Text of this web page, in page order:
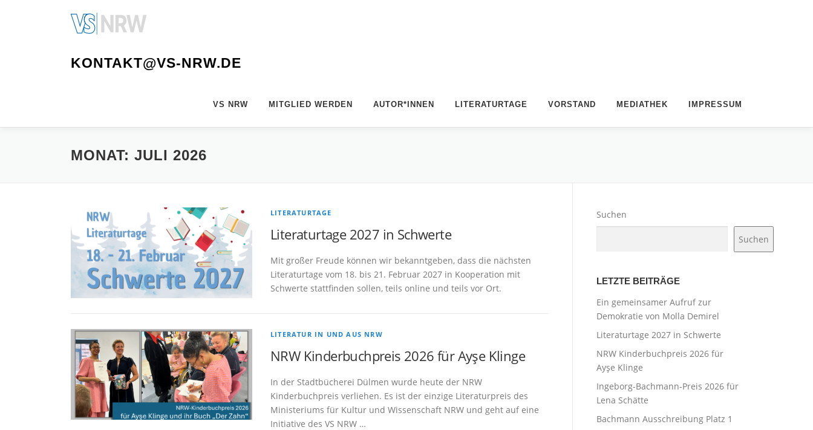
KONTAKT@VS-NRW.DE
VS NRW MITGLIED WERDEN AUTOR*INNEN LITERATURTAGE VORSTAND MEDIATHEK IMPRESSUM
MONAT: JULI 2026
LITERATURTAGE
Literaturtage 2027 in Schwerte
Mit großer Freude können wir bekanntgeben, dass die nächsten
Literaturtage vom 18. bis 21. Februar 2027 in Kooperation mit
Schwerte stattfinden sollen, teils online und teils vor Ort.
LITERATUR IN UND AUS NRW
NRW Kinderbuchpreis 2026 für Ayşe Klinge
In der Stadtbücherei Dülmen wurde heute der NRW
Kinderbuchpreis verliehen. Es ist der einzige Literaturpreis des
Ministeriums für Kultur und Wissenschaft NRW und geht auf eine
Initiative des VS NRW …
Suchen
Suchen
LETZTE BEITRÄGE
Ein gemeinsamer Aufruf zur
Demokratie von Molla Demirel
Literaturtage 2027 in Schwerte
NRW Kinderbuchpreis 2026 für
Ayşe Klinge
Ingeborg-Bachmann-Preis 2026 für
Lena Schätte
Bachmann Ausschreibung Platz 1